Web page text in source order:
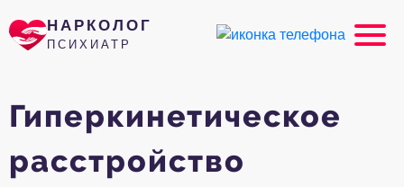
НАРКОЛОГ
ПСИХИАТР
Гиперкинетическое
расстройство